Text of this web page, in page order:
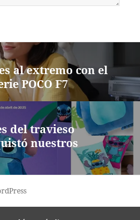
al extremo con el
POCO F7
del travieso
nuestros